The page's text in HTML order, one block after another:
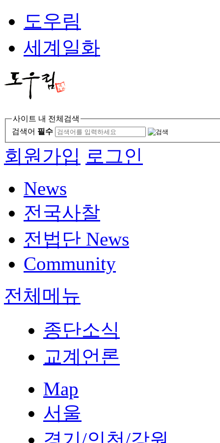
도우림
세계일화
사이트 내 전체검색
검색어 필수
회원가입 로그인
News
전국사찰
전법단 News
Community
전체메뉴
종단소식
교계언론
Map
서울